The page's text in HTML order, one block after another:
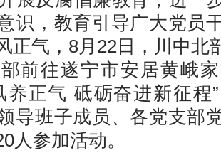
识，教育引导广大党员
正气，8月22日，川中北
前往遂宁市安居黄峨
养正气 砥砺奋进新征程
导班子成员、各党支部
人参加活动。